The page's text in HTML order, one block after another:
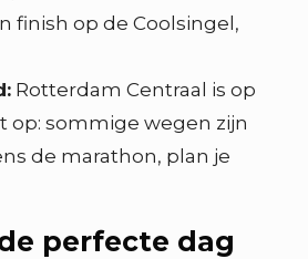
finish op de Coolsingel,
Rotterdam Centraal is op
op: sommige wegen zijn
de marathon, plan je
perfecte dag